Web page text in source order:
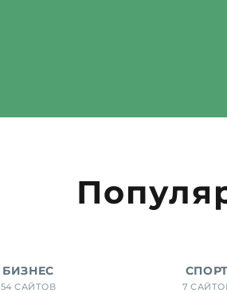
БИЗНЕС
54 САЙТОВ
СПОРТ
7